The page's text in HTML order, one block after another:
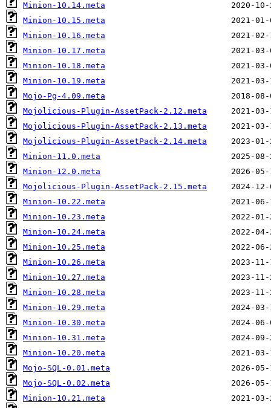
Minion-10.14.meta
Minion-10.15.meta
Minion-10.16.meta
Minion-10.17.meta
Minion-10.18.meta
Minion-10.19.meta
Mojo-Pg-4.09.meta
Mojolicious-Plugin-AssetPack-2.12.meta
Mojolicious-Plugin-AssetPack-2.13.meta
Mojolicious-Plugin-AssetPack-2.14.meta
Minion-11.0.meta
Minion-12.0.meta
Mojolicious-Plugin-AssetPack-2.15.meta
Minion-10.22.meta
Minion-10.23.meta
Minion-10.24.meta
Minion-10.25.meta
Minion-10.26.meta
Minion-10.27.meta
Minion-10.28.meta
Minion-10.29.meta
Minion-10.30.meta
Minion-10.31.meta
Minion-10.20.meta
Mojo-SQL-0.01.meta
Mojo-SQL-0.02.meta
Minion-10.21.meta